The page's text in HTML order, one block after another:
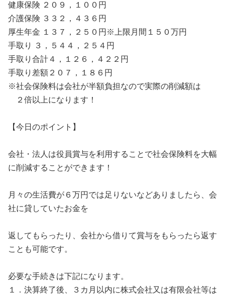
健康保険 ２０９，１００円
介護保険 ３３２，４３６円
厚生年金 １３７，２５０円※上限月間１５０万円
手取り ３，５４４，２５４円
手取り合計４，１２６，４２２円
手取り差額２０７，１８６円
※社会保険料は会社が半額負担なので実際の削減額は
２倍以上になります！
【今日のポイント】
会社・法人は役員賞与を利用することで社会保険料を大幅
に削減することができます！
月々の生活費が６万円では足りないなどありましたら、会
社に貸していたお金を
返してもらったり、会社から借りて賞与をもらったら返す
ことも可能です。
必要な手続きは下記になります。
１．決算終了後、３カ月以内に株式会社又は有限会社等は